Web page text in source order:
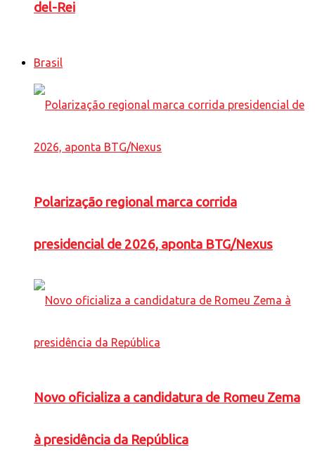
del-Rei
Brasil
Polarização regional marca corrida
presidencial de 2026, aponta BTG/Nexus
Novo oficializa a candidatura de Romeu Zema
à presidência da República